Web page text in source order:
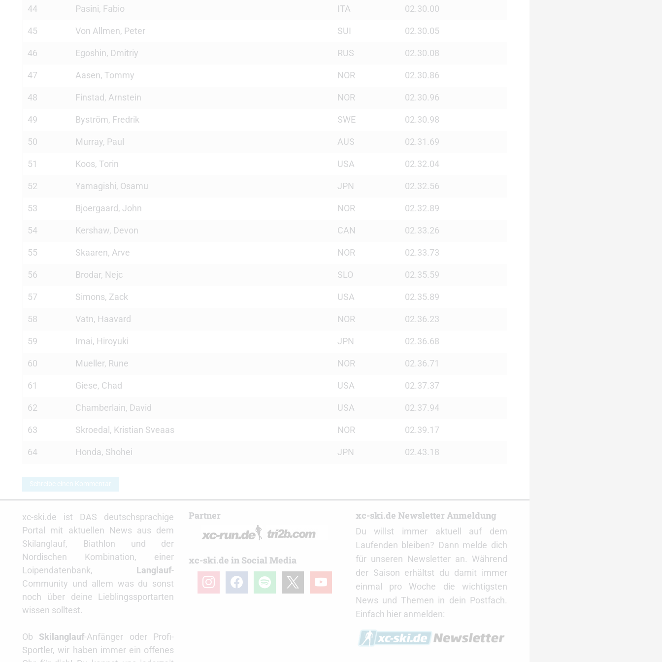
44 Pasini, Fabio ITA 02.30.00
45 Von Allmen, Peter SUI 02.30.05
46 Egoshin, Dmitriy RUS 02.30.08
47 Aasen, Tommy NOR 02.30.86
48 Finstad, Arnstein NOR 02.30.96
49 Byström, Fredrik SWE 02.30.98
50 Murray, Paul AUS 02.31.69
51 Koos, Torin USA 02.32.04
52 Yamagishi, Osamu JPN 02.32.56
53 Bjoergaard, John NOR 02.32.89
54 Kershaw, Devon CAN 02.33.26
55 Skaaren, Arve NOR 02.33.73
56 Brodar, Nejc SLO 02.35.59
57 Simons, Zack USA 02.35.89
58 Vatn, Haavard NOR 02.36.23
59 Imai, Hiroyuki JPN 02.36.68
60 Mueller, Rune NOR 02.36.71
61 Giese, Chad USA 02.37.37
62 Chamberlain, David USA 02.37.94
63 Skroedal, Kristian Sveaas NOR 02.39.17
64 Honda, Shohei JPN 02.43.18
Schreibe einen Kommentar
xc-ski.de ist DAS deutschsprachige
Portal mit aktuellen News aus dem
Skilanglauf, Biathlon und der
Nordischen Kombination, einer
Loipendatenbank, Langlauf-
Community und allem was du sonst
noch über deine Lieblingssportarten
wissen solltest.
Ob Skilanglauf-Anfänger oder Profi-
Sportler, wir haben immer ein offenes
Partner
xc-ski.de in Social Media
instagramfacebookspotify youtube
xc-ski.de Newsletter Anmeldung
Du willst immer aktuell auf dem
Laufenden bleiben? Dann melde dich
für unseren Newsletter an. Während
der Saison erhältst du damit immer
einmal pro Woche die wichtigsten
News und Themen in dein Postfach.
Einfach hier anmelden: